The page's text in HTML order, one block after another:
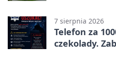
7 sierpnia 2026
Telefon za
czekolady.